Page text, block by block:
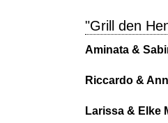
"Grill den
Aminata &
Riccardo &
Larissa & Elke